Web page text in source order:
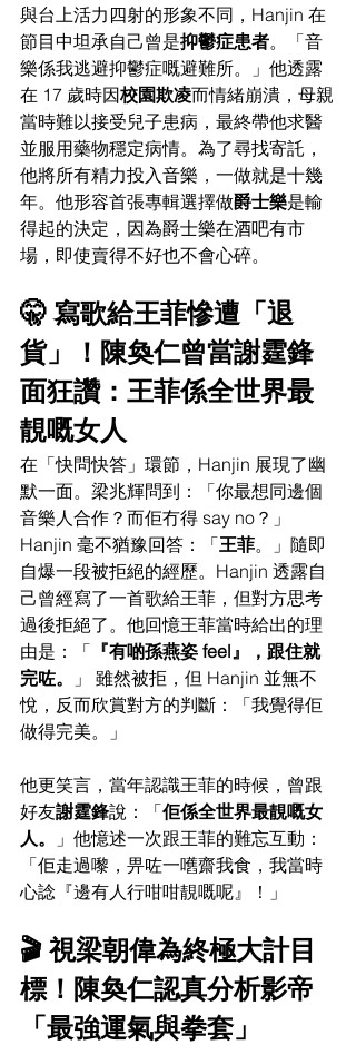
與台上活力四射的形象不同，Hanjin 在
節目中坦承自己曾是抑鬱症患者。「音
樂係我逃避抑鬱症嘅避難所。」他透露
在 17 歲時因校園欺凌而情緒崩潰，母親
當時難以接受兒子患病，最終帶他求醫
並服用藥物穩定病情。為了尋找寄託，
他將所有精力投入音樂，一做就是十幾
年。他形容首張專輯選擇做爵士樂是輸
得起的決定，因為爵士樂在酒吧有市
場，即使賣得不好也不會心碎。
🤫 寫歌給王菲慘遭「退
貨」！陳奐仁曾當謝霆鋒
面狂讚：王菲係全世界最
靚嘅女人
在「快問快答」環節，Hanjin 展現了幽
默一面。梁兆輝問到：「你最想同邊個
音樂人合作？而佢冇得 say no？」
Hanjin 毫不猶豫回答：「王菲。」隨即
自爆一段被拒絕的經歷。Hanjin 透露自
己曾經寫了一首歌給王菲，但對方思考
過後拒絕了。他回憶王菲當時給出的理
由是：「 『有啲孫燕姿 feel』，跟住就
完咗。
」 雖然被拒，但 Hanjin 並無不
悅，反而欣賞對方的判斷：「我覺得佢
做得完美。」
他更笑言，當年認識王菲的時候，曾跟
好友謝霆鋒說：「佢係全世界最靚嘅女
人。
」他憶述一次跟王菲的難忘互動：
「佢走過嚟，畀咗一嚿齋我食，我當時
心諗『邊有人行咁咁靚嘅呢』！」
🎬 視梁朝偉為終極大計目
標！陳奐仁認真分析影帝
「最強運氣與拳套」